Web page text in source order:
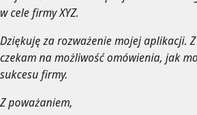
w cele firmy XYZ.
Dziękuję za rozważenie mojej aplikacji.
czekam na możliwość omówienia, jak
sukcesu firmy.
Z poważaniem,